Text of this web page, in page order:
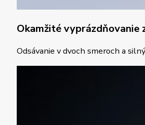
Okamžité vyprázdňovanie
Odsávanie v dvoch smeroch a